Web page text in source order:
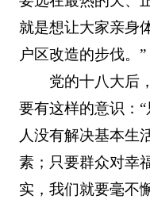
就是想让大家亲身
户区改造的步伐。”
党的十八大后
要有这样的意识：
人没有解决基本生
素；只要群众对幸
实，我们就要毫不